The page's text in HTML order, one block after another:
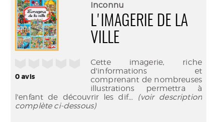
0avis
Inconnu
L'IMAGERIE DE LA
VILLE
Cette imagerie, riche
d'informations et
comprenant de nombreuses
illustrations permettra à
l'enfant de découvrir les dif... (voir description
complète ci-dessous)